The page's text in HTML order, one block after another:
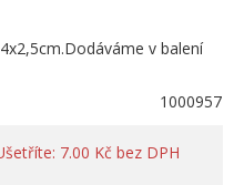
v balení
1000957
7.00 Kč bez DPH